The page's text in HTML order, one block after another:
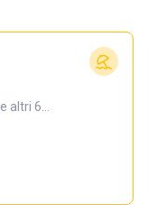
e altri 6…